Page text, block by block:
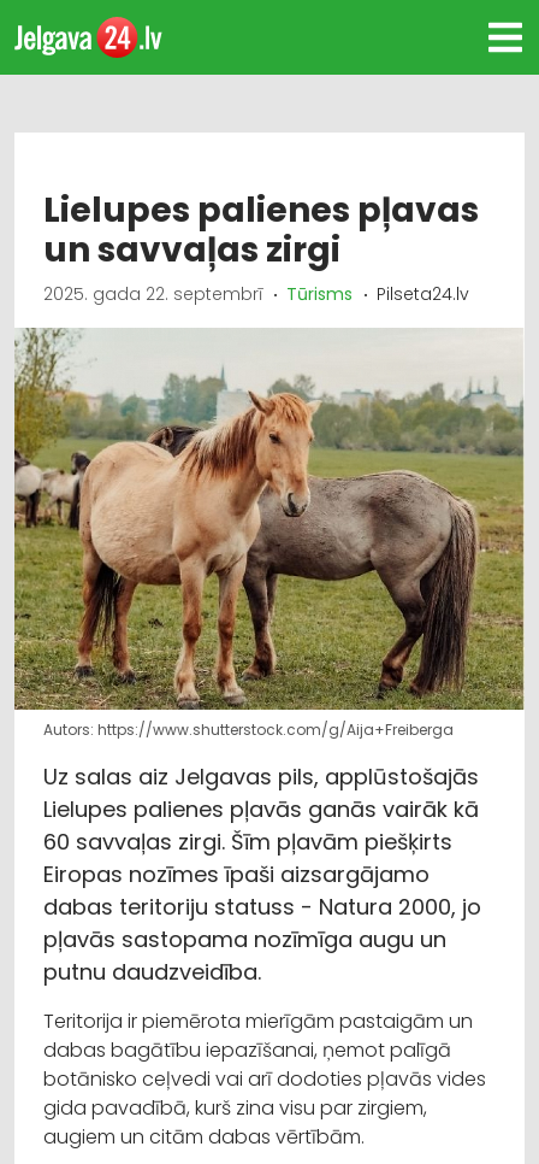
Lielupes palienes pļavas
un savvaļas zirgi
2025. gada 22. septembrī Tūrisms Pilseta24.lv
Autors: https://www.shutterstock.com/g/Aija+Freiberga
Uz salas aiz Jelgavas pils, applūstošajās
Lielupes palienes pļavās ganās vairāk kā
60 savvaļas zirgi. Šīm pļavām piešķirts
Eiropas nozīmes īpaši aizsargājamo
dabas teritoriju statuss - Natura 2000, jo
pļavās sastopama nozīmīga augu un
putnu daudzveidība.
Teritorija ir piemērota mierīgām pastaigām un
dabas bagātību iepazīšanai, ņemot palīgā
botānisko ceļvedi vai arī dodoties pļavās vides
gida pavadībā, kurš zina visu par zirgiem,
augiem un citām dabas vērtībām.